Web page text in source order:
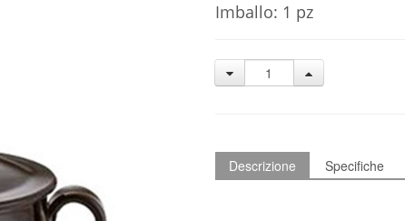
Imballo: 1 pz
Descrizione Specifiche